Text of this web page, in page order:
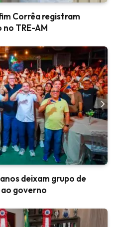
Corrêa registram
TRE-AM
deixam grupo de
governo